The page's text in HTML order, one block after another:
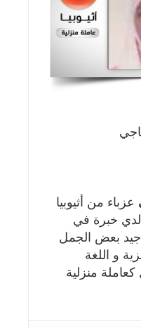
عزباء من أثيوبيا
لدي خبرة في
بعض الجمل
و اللغة
منزلية